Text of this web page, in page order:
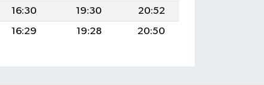
16:30 19:30
20:52
16:29 19:28 20:50